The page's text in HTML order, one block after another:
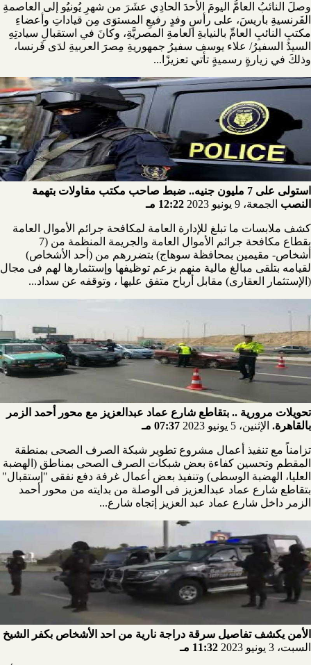
وصلَ النائبُ العامُّ اليومَ الأحدَ الحادِي عشَرَ من شهرِ يُونيُو إلى العاصمةِ
الفَرنسيةِ باريسَ، على رأسِ وفدٍ رفيعِ المستوَى مِن قياداتِ وأعضاءِ
مكتبِ النائبِ العامِّ بالنيابةِ العامةِ المصريَّةِ، وكانَ في استقبالِ سيادتِهِ
السيدُ السفيرُ/ علاء يوسف سفيرُ جمهوريةِ مِصرَ العربيةِ لدَى فَرنسا،
وذلكَ في زيارةٍ رسميةٍ تأتي تعزيزًا...
استولى على 7 مليون جنيه.. ضبط صاحب مكتب مقاولات بتهمة
النصب الجمعة، 9 يونيو 2023 12:22 مـ
كشف ملابسات ما تبلغ للإدارة العامة لمكافحة جرائم الأموال العامة
بقطاع مكافحة جرائم الأموال العامة والجريمة المنظمة من (7
أشخاص- مقيمين بمحافظة سوهاج) بتضررهم من (أحد الأشخاص)
لقيامه بتلقى مبالغ مالية منهم بزعم توظيفها وإستثمارها لهم فى مجال
(الإستثمار العقارى) مقابل أرباح متفق عليها ، وتوقفه عن سداد...
تحويلات مرورية .. بتقاطع شارع عماد عبدالعزيز مع محور أحمد الزمر
بالقاهرة. الإثنين، 5 يونيو 2023 07:37 مـ
تزامناً مع تنفيذ أعمال مشروع تطوير شبكة الصرف الصحى بمنطقة
المقطم وتحسين كفاءة بعض شبكات الصرف الصحى بمناطق (الهضبة
العليا، الهضبة الوسطى) وتنفيذ بعض أعمال غرفة دفع نفقى "إستقبال"
بتقاطع شارع عماد عبدالعزيز فى الوصلة من بدايته من محور أحمد
الزمر داخل شارع عماد عبد العزيز إتجاه شارع...
الأمن يكشف تفاصيل سرقة دراجة نارية من احد الأشخاص بكفر الشيخ
السبت، 3 يونيو 2023
11:32 مـ